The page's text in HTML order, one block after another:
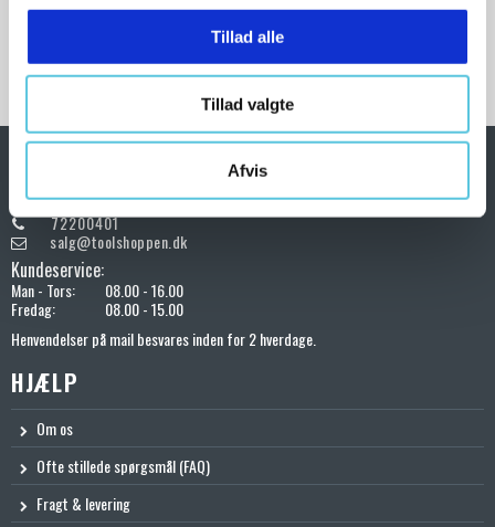
Tillad alle
Tillad valgte
Afvis
rekylfri hamre og finde den rette model til dine projekter. Vi er
dedikerede til at levere kvalitetsværktøjer, der hjælper dig med at
opnå professionelle resultater, samtidig med at de giver dig den
nødvendige sikkerhed og komfort under arbejdet.
72200401
salg@toolshoppen.dk
Kundeservice:
Man - Tors:
08.00 - 16.00
Fredag:
08.00 - 15.00
Henvendelser på mail besvares inden for 2 hverdage.
HJÆLP
Om os
Ofte stillede spørgsmål (FAQ)
Fragt & levering